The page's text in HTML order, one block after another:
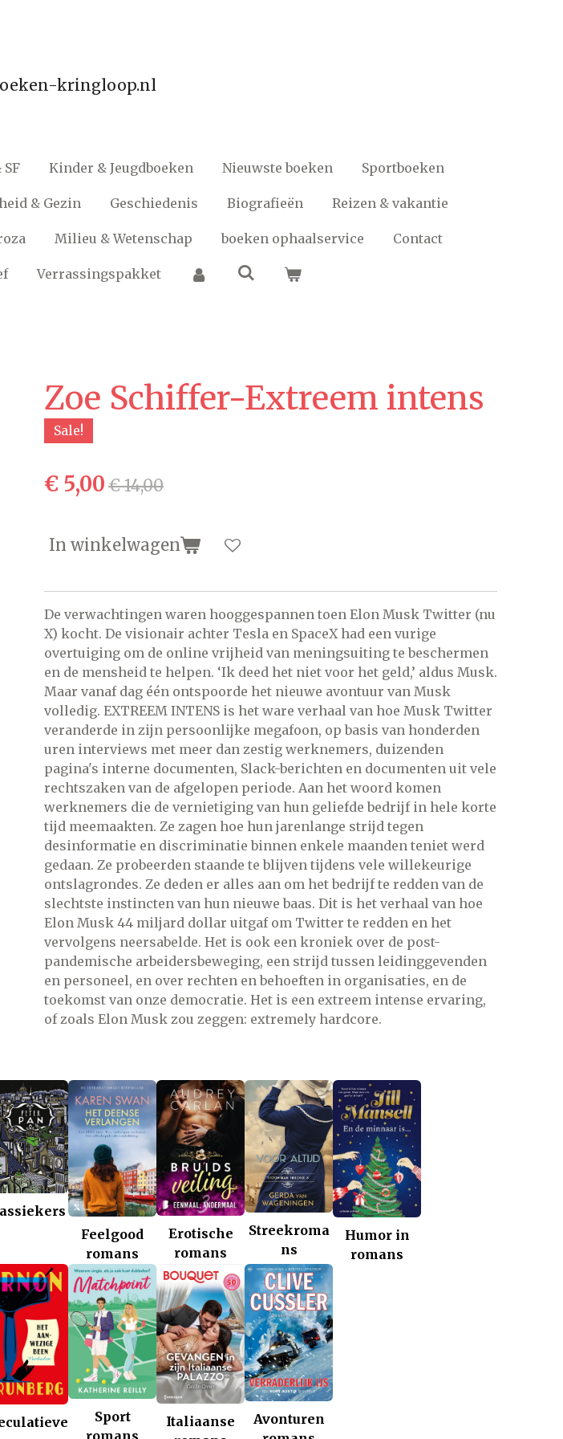
kringloop.nl
Kinder & Jeugdboeken Nieuwste boeken Sportboeken
& Gezin Geschiedenis Biografieën Reizen & vakantie
Milieu & Wetenschap boeken ophaalservice Contact
Verrassingspakket
Zoe Schiffer-Extreem intens
Sale!
€ 5,00€ 14,00
In winkelwagen
De verwachtingen waren hooggespannen toen Elon Musk Twitter (nu
X) kocht. De visionair achter Tesla en SpaceX had een vurige
overtuiging om de online vrijheid van meningsuiting te beschermen
en de mensheid te helpen. ‘Ik deed het niet voor het geld,’ aldus Musk.
Maar vanaf dag één ontspoorde het nieuwe avontuur van Musk
volledig. EXTREEM INTENS is het ware verhaal van hoe Musk Twitter
veranderde in zijn persoonlijke megafoon, op basis van honderden
uren interviews met meer dan zestig werknemers, duizenden
pagina's interne documenten, Slack-berichten en documenten uit vele
rechtszaken van de afgelopen periode. Aan het woord komen
werknemers die de vernietiging van hun geliefde bedrijf in hele korte
tijd meemaakten. Ze zagen hoe hun jarenlange strijd tegen
desinformatie en discriminatie binnen enkele maanden teniet werd
gedaan. Ze probeerden staande te blijven tijdens vele willekeurige
ontslagrondes. Ze deden er alles aan om het bedrijf te redden van de
slechtste instincten van hun nieuwe baas. Dit is het verhaal van hoe
Elon Musk 44 miljard dollar uitgaf om Twitter te redden en het
vervolgens neersabelde. Het is ook een kroniek over de post-
pandemische arbeidersbeweging, een strijd tussen leidinggevenden
en personeel, en over rechten en behoeften in organisaties, en de
toekomst van onze democratie. Het is een extreem intense ervaring,
of zoals Elon Musk zou zeggen: extremely hardcore.
Feelgood
romans
Erotische
romans
Streekroma
ns
Humor in
romans
Sport
Italiaanse
Avonturen